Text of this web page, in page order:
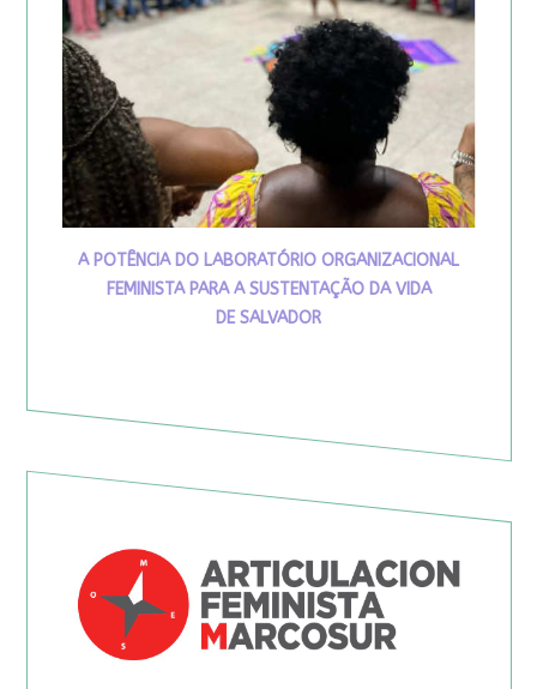
A POTÊNCIA DO LABORATÓRIO ORGANIZACIONAL
FEMINISTA PARA A SUSTENTAÇÃO DA VIDA
DE SALVADOR